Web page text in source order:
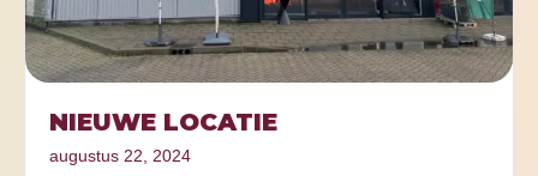
NIEUWE LOCATIE
augustus 22, 2024